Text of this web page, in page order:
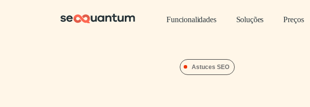
Funcionalidades Soluções Preços
Astuces SEO